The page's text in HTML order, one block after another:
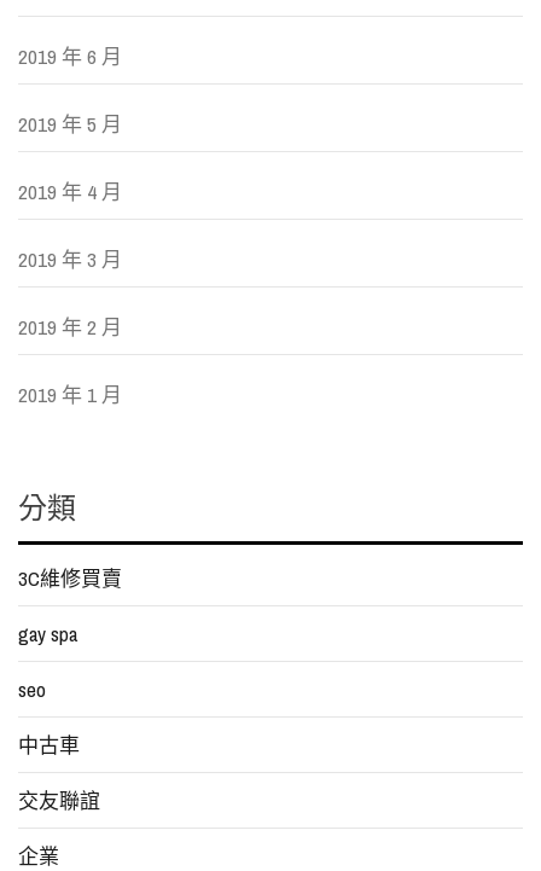
2019 年 6 月
2019 年 5 月
2019 年 4 月
2019 年 3 月
2019 年 2 月
2019 年 1 月
分類
3C維修買賣
gay spa
seo
中古車
交友聯誼
企業